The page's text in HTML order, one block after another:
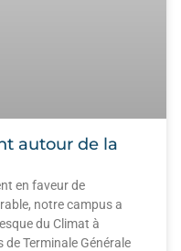
autour de la
en faveur de
notre campus a
du Climat à
Terminale Générale